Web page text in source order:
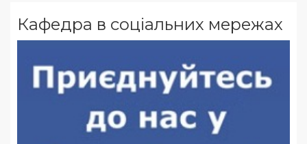
Кафедра в соціальних мережах